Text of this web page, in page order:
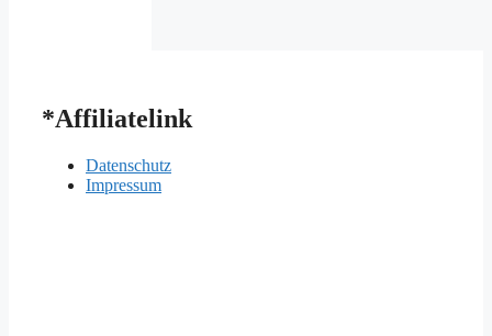
*Affiliatelink
Datenschutz
Impressum